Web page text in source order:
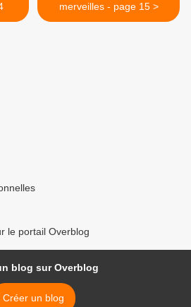
merveilles - page 15 >
le portail Overblog
blog sur Overblog
Créer un blog